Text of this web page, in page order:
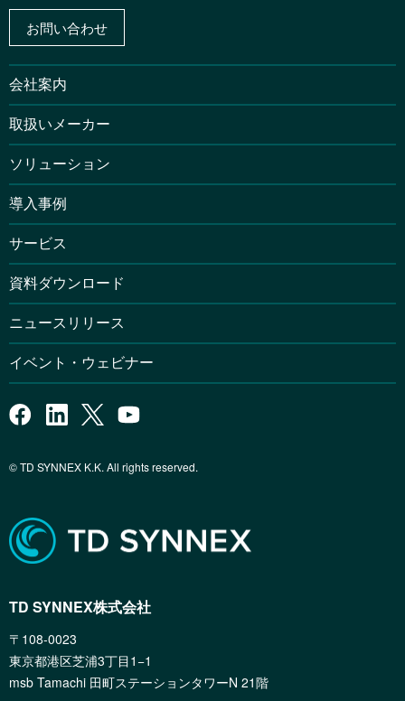
お問い合わせ
会社案内
取扱いメーカー
ソリューション
導入事例
サービス
資料ダウンロード
ニュースリリース
イベント・ウェビナー
© TD SYNNEX K.K. All rights reserved.
TD SYNNEX株式会社
〒108-0023
東京都港区芝浦3丁目1−1
msb Tamachi 田町ステーションタワーN 21階